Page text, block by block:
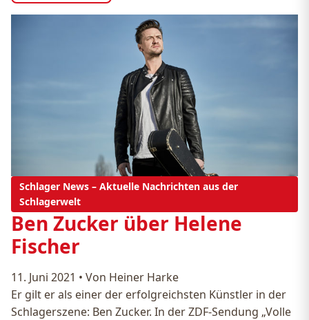
Schlager News – Aktuelle Nachrichten aus der
Schlagerwelt
Ben Zucker über Helene
Fischer
11. Juni 2021 • Von Heiner Harke
Er gilt er als einer der erfolgreichsten Künstler in der
Schlagerszene: Ben Zucker. In der ZDF-Sendung „Volle